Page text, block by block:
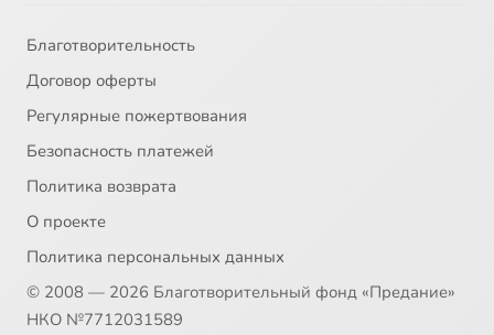
Благотворительность
Договор оферты
Регулярные пожертвования
Безопасность платежей
Политика возврата
О проекте
Политика персональных данных
© 2008 — 2026 Благотворительный фонд «Предание»
НКО №7712031589